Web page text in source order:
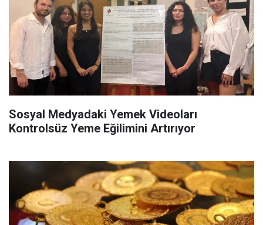
Sosyal Medyadaki Yemek Videoları
Kontrolsüz Yeme Eğilimini Artırıyor